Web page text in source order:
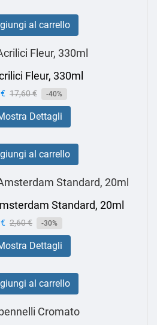
al carrello
Fleur, 330ml
Prezzo
base
17,60 € -40%
Dettagli
al carrello
Standard, 20ml
Prezzo
base
2,60 € -30%
Dettagli
al carrello